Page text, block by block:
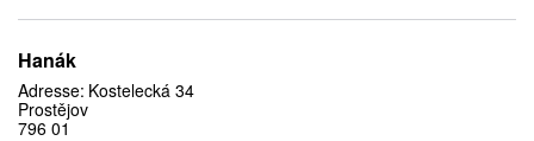
Hanák
Adresse: Kostelecká 34
Prostějov
796 01